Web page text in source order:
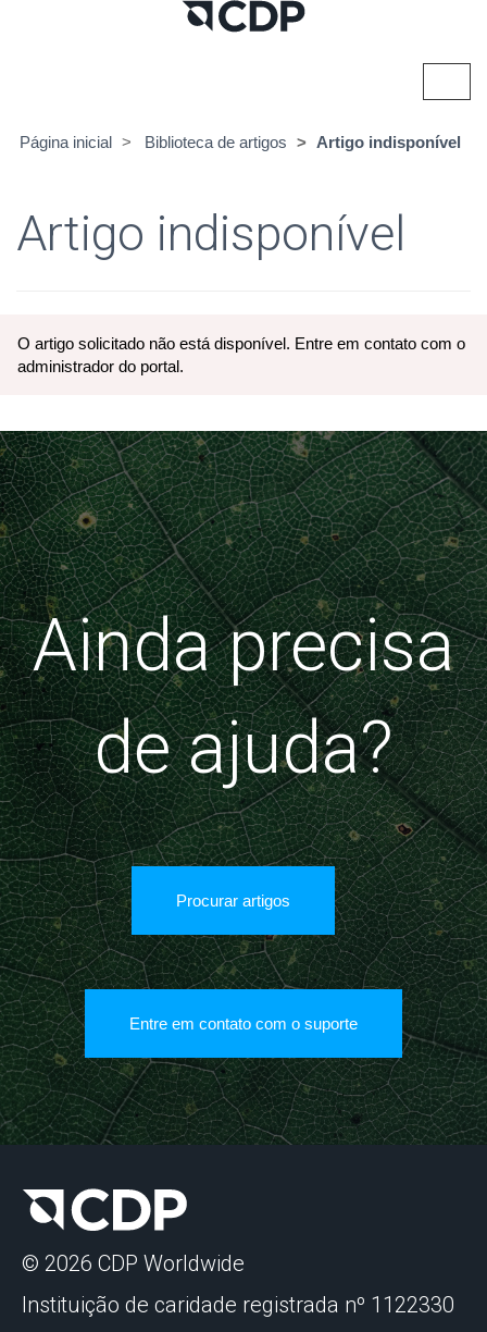
Página inicial
Biblioteca de artigos Artigo indisponível
Artigo indisponível
O artigo solicitado não está disponível. Entre em contato com o
administrador do portal.
Ainda precisa
de ajuda?
Procurar artigos
Entre em contato com o suporte
© 2026 CDP Worldwide
Instituição de caridade registrada nº 1122330